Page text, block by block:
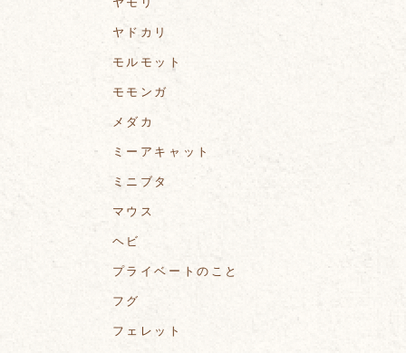
ヤドカリ
モルモット
モモンガ
メダカ
ミーアキャット
ミニブタ
マウス
ヘビ
プライベートのこと
フグ
フェレット